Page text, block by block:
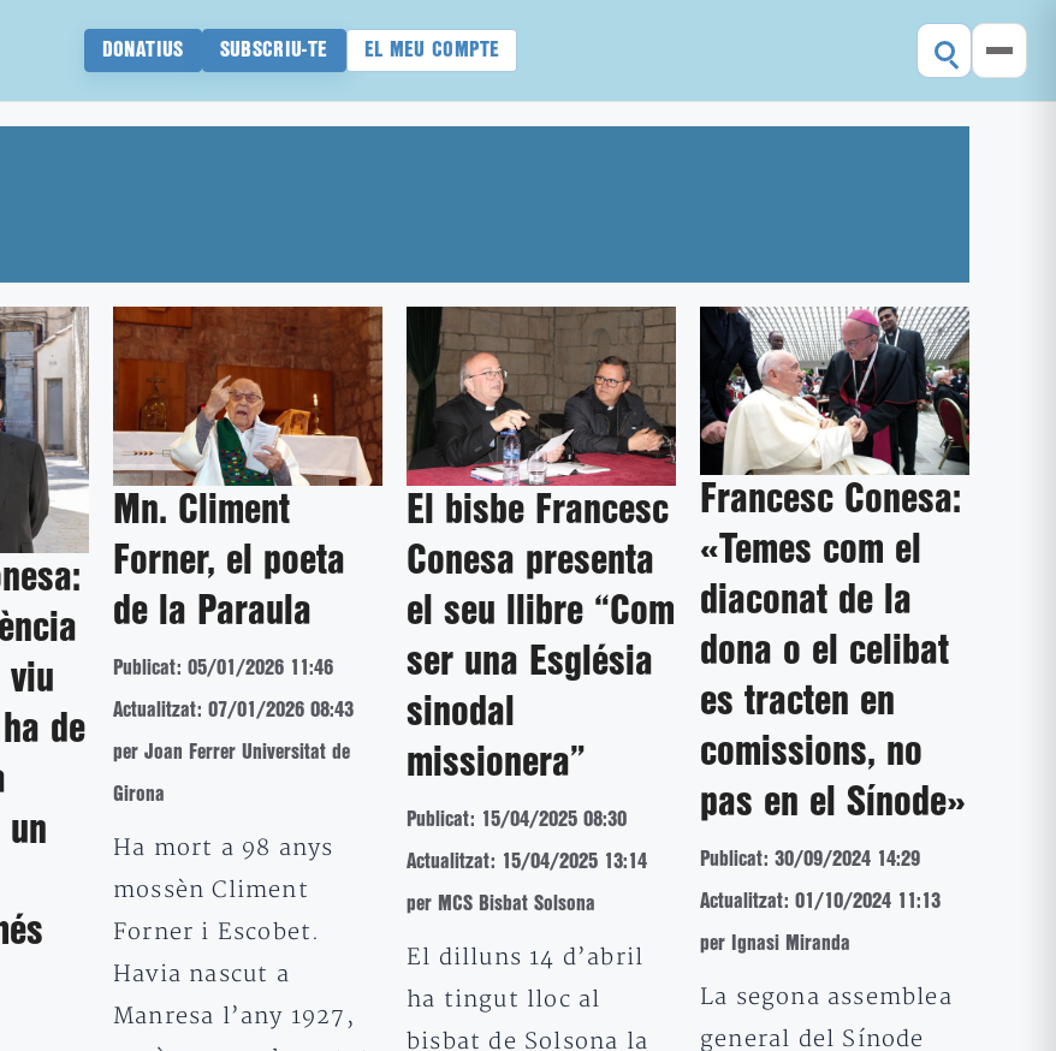
DONATIUS SUBSCRIU-TE EL MEU COMPTE
viu
de
un
Mn. Climent
Forner, el poeta
de la Paraula
Publicat: 05/01/2026 11:46
Actualitzat: 07/01/2026 08:43
per Joan Ferrer Universitat de
Girona
Ha mort a 98 anys
mossèn Climent
Forner i Escobet.
Havia nascut a
Manresa l’any 1927,
El bisbe Francesc
Conesa presenta
el seu llibre “Com
ser una Església
sinodal
missionera”
Publicat: 15/04/2025 08:30
Actualitzat: 15/04/2025 13:14
per MCS Bisbat Solsona
El dilluns 14 d’abril
ha tingut lloc al
bisbat de Solsona la
Francesc Conesa:
«Temes com el
diaconat de la
dona o el celibat
es tracten en
comissions, no
pas en el Sínode»
Publicat: 30/09/2024 14:29
Actualitzat: 01/10/2024 11:13
per Ignasi Miranda
La segona assemblea
general del Sínode